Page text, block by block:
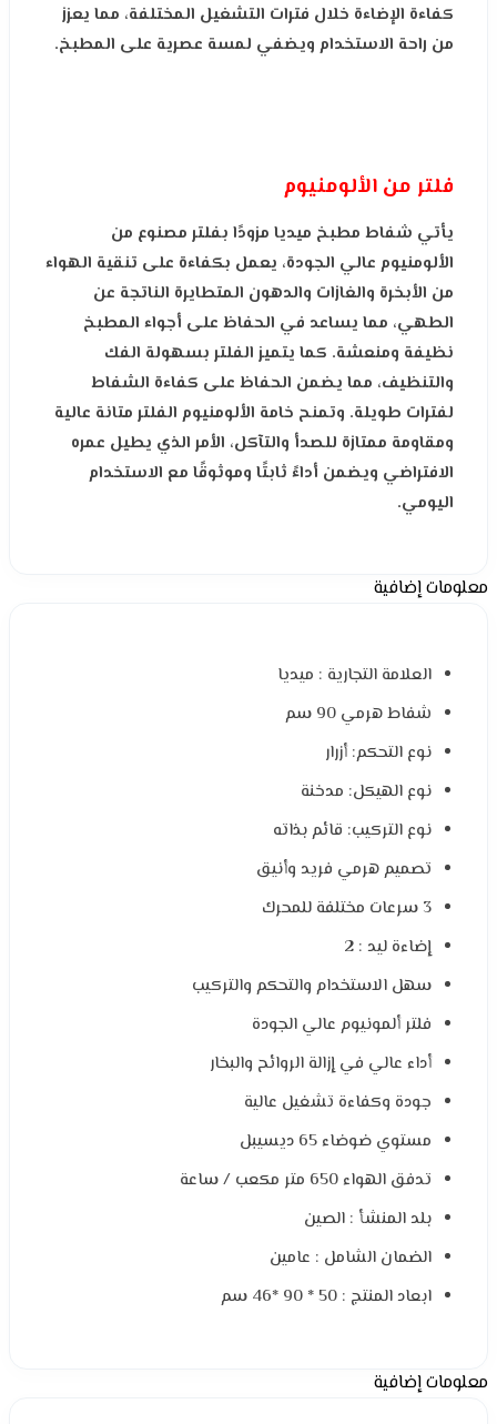
كفاءة الإضاءة خلال فترات التشغيل المختلفة، مما يعزز
من راحة الاستخدام ويضفي لمسة عصرية على المطبخ.
فلتر من الألومنيوم
يأتي شفاط مطبخ ميديا مزودًا بفلتر مصنوع من
الألومنيوم عالي الجودة، يعمل بكفاءة على تنقية الهواء
من الأبخرة والغازات والدهون المتطايرة الناتجة عن
الطهي، مما يساعد في الحفاظ على أجواء المطبخ
نظيفة ومنعشة. كما يتميز الفلتر بسهولة الفك
والتنظيف، مما يضمن الحفاظ على كفاءة الشفاط
لفترات طويلة. وتمنح خامة الألومنيوم الفلتر متانة عالية
ومقاومة ممتازة للصدأ والتآكل، الأمر الذي يطيل عمره
الافتراضي ويضمن أداءً ثابتًا وموثوقًا مع الاستخدام
اليومي.
معلومات إضافية
العلامة التجارية : ميديا
شفاط هرمي 90 سم
نوع التحكم: أزرار
نوع الهيكل: مدخنة
نوع التركيب: قائم بذاته
تصميم هرمي فريد وأنيق
3 سرعات مختلفة للمحرك
إضاءة ليد : 2
سهل الاستخدام والتحكم والتركيب
فلتر ألمونيوم عالي الجودة
أداء عالي في إزالة الروائح والبخار
جودة وكفاءة تشغيل عالية
مستوي ضوضاء 65 ديسيبل
تدفق الهواء 650 متر مكعب / ساعة
بلد المنشأ : الصين
الضمان الشامل : عامين
ابعاد المنتج : 50 * 90 *46 سم
معلومات إضافية